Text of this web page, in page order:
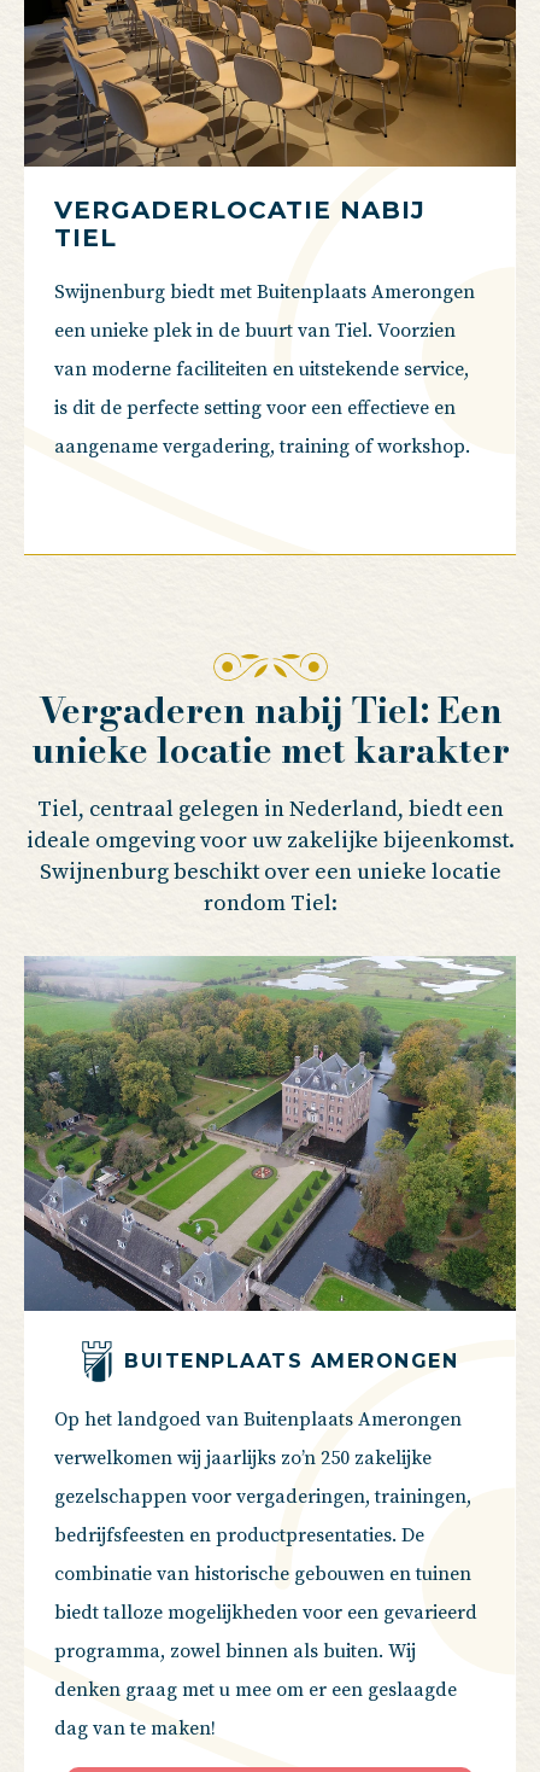
VERGADERLOCATIE NABIJ
TIEL
Swijnenburg biedt met Buitenplaats Amerongen
een unieke plek in de buurt van Tiel. Voorzien
van moderne faciliteiten en uitstekende service,
is dit de perfecte setting voor een effectieve en
aangename vergadering, training of workshop.
Vergaderen nabij Tiel: Een
unieke locatie met karakter
Tiel, centraal gelegen in Nederland, biedt een
ideale omgeving voor uw zakelijke bijeenkomst.
Swijnenburg beschikt over een unieke locatie
rondom Tiel:
BUITENPLAATS AMERONGEN
Op het landgoed van Buitenplaats Amerongen
verwelkomen wij jaarlijks zo’n 250 zakelijke
gezelschappen voor vergaderingen, trainingen,
bedrijfsfeesten en productpresentaties. De
combinatie van historische gebouwen en tuinen
biedt talloze mogelijkheden voor een gevarieerd
programma, zowel binnen als buiten. Wij
denken graag met u mee om er een geslaagde
dag van te maken!